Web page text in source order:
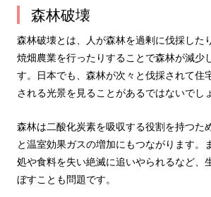
森林破壊
森林破壊とは、人が森林を過剰に伐採した
焼畑農業を行ったりすることで森林が減少
す。日本でも、森林が次々と伐採されて住
される光景を見ることがあるではないでし
森林は二酸化炭素を吸収する役割を持つた
と温室効果ガスの増加にもつながります。
処や食料を失い絶滅に追いやられるなど、
ぼすことも問題です。